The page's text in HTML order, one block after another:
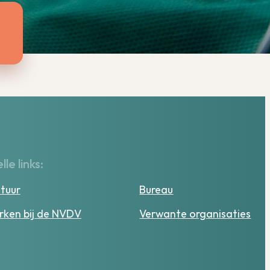
links:
Bureau
bij de NVDV
Verwante organisaties